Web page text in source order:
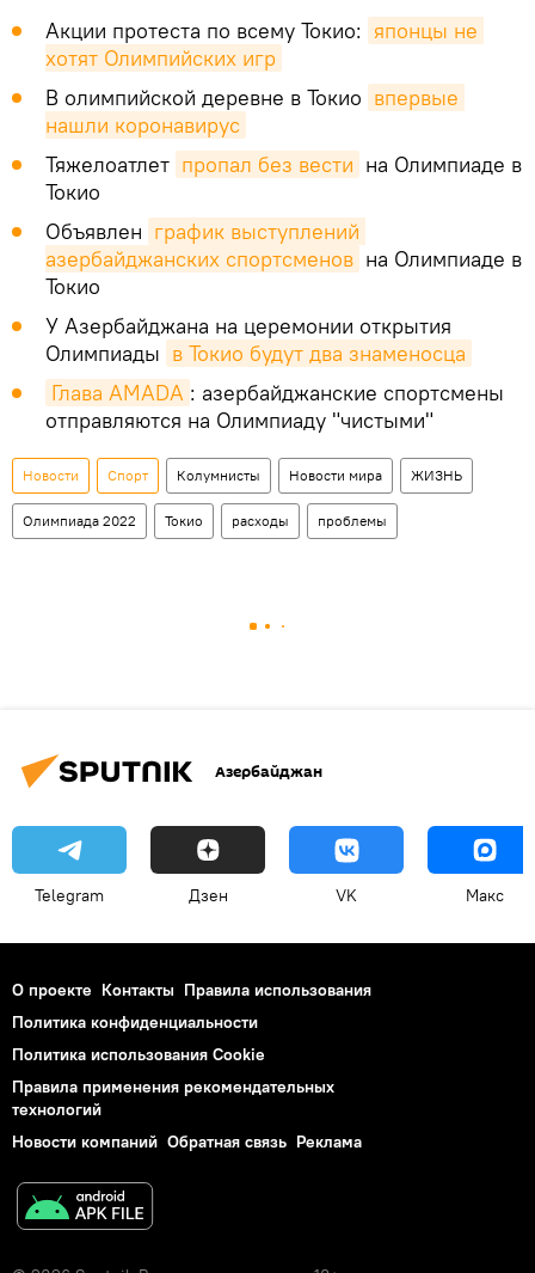
Акции протеста по всему Токио: японцы не
хотят Олимпийских игр
В олимпийской деревне в Токио впервые
нашли коронавирус
Тяжелоатлет пропал без вести на Олимпиаде в
Токио
Объявлен график выступлений
азербайджанских спортсменов на Олимпиаде в
Токио
У Азербайджана на церемонии открытия
Олимпиады в Токио будут два знаменосца
Глава AMADA : азербайджанские спортсмены
отправляются на Олимпиаду "чистыми"
Новости Спорт Колумнисты Новости мира ЖИЗНЬ
Олимпиада 2022 Токио расходы проблемы
Азербайджан
Telegram Дзен VK Макс
О проекте Контакты Правила использования
Политика конфиденциальности
Политика использования Cookie
Правила применения рекомендательных
технологий
Новости компаний Обратная связь Реклама